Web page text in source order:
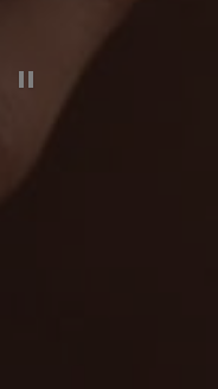
Pausar el vídeo decorativo